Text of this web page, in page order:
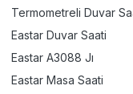
Termometreli Duvar
Eastar Duvar Saati
Eastar A3088 Jı
Eastar Masa Saati